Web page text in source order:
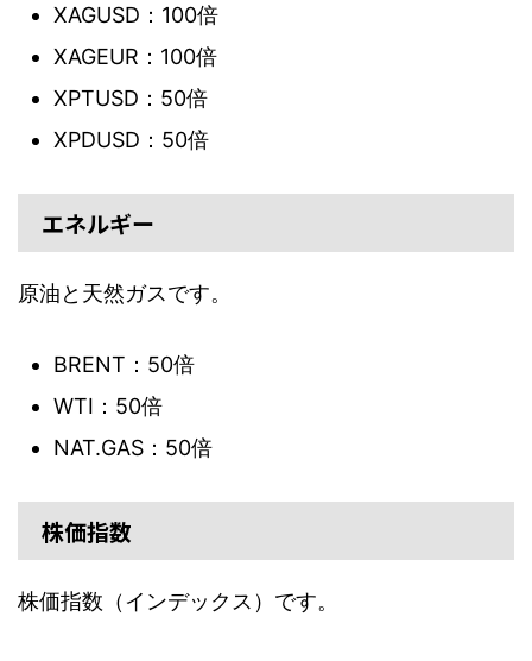
XAGUSD：100倍
XAGEUR：100倍
XPTUSD：50倍
XPDUSD：50倍
エネルギー
原油と天然ガスです。
BRENT：50倍
WTI：50倍
NAT.GAS：50倍
株価指数
株価指数（インデックス）です。